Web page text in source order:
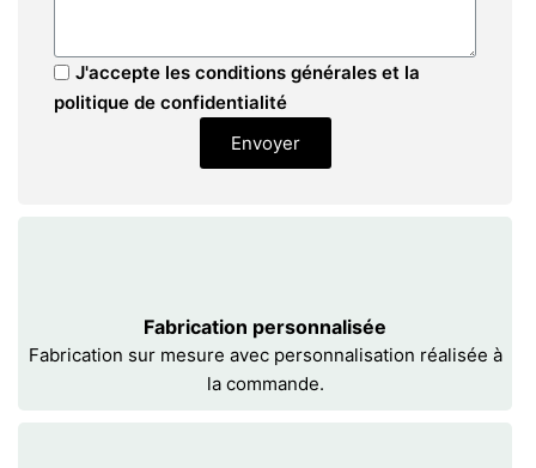
J'accepte les conditions générales et la
politique de confidentialité
Envoyer
Fabrication personnalisée
Fabrication sur mesure avec personnalisation réalisée à
la commande.